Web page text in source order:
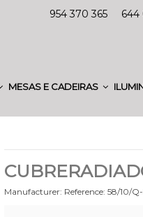
954 370 365 644
MESAS E CADEIRAS
Manufacturer: Reference: 58/10/